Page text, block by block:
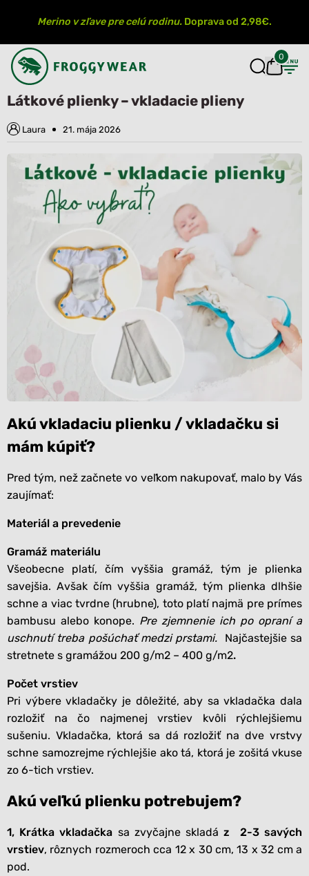
Merino v zľave pre celú rodinu. Doprava od 2,98€.
0
Úvod Blog Látkové plienky – vkladacie plieny
Látkové plienky – vkladacie plieny
Laura 21. mája 2026
Akú vkladaciu plienku / vkladačku si
mám kúpiť?
Pred tým, než začnete vo veľkom nakupovať, malo by Vás
zaujímať:
Materiál a prevedenie
Gramáž materiálu
Všeobecne platí, čím vyššia gramáž, tým je plienka
savejšia. Avšak čím vyššia gramáž, tým plienka dlhšie
schne a viac tvrdne (hrubne), toto platí najmä pre prímes
bambusu alebo konope. Pre zjemnenie ich po opraní a
uschnutí treba pošúchať medzi prstami. Najčastejšie sa
stretnete s gramážou 200 g/m2 – 400 g/m2.
Počet vrstiev
Pri výbere vkladačky je dôležité, aby sa vkladačka dala
rozložiť na čo najmenej vrstiev kvôli rýchlejšiemu
sušeniu. Vkladačka, ktorá sa dá rozložiť na dve vrstvy
schne samozrejme rýchlejšie ako tá, ktorá je zošitá vkuse
zo 6-tich vrstiev.
Akú veľkú plienku potrebujem?
1, Krátka vkladačka sa zvyčajne skladáz 2-3 savých
vrstiev, rôznych rozmeroch cca 12 x 30 cm, 13 x 32 cm a
pod.